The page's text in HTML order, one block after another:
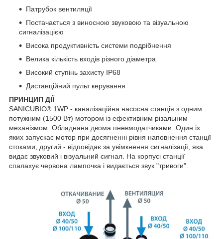
Патрубок вентиляції
Постачається з виносною звуковою та візуальною
сигналізацією
Висока продуктивність системи подрібнення
Велика кількість входів різного діаметра
Високий ступінь захисту IP68
Дистанційний пульт керування
ПРИНЦИП ДІЇ
SANICUBIC® 1WP - каналізаційна насосна станція з одним
потужним (1500 Вт) мотором із ефективним різальним
механізмом. Обладнана двома пневмодатчиками. Один із
яких запускає мотор при досягненні рівня наповнення станції
стоками, другий - відповідає за увімкнення сигналізації, яка
видає звуковий і візуальний сигнал. На корпусі станції
спалахує червона лампочка і видається звук "тривоги".